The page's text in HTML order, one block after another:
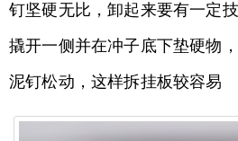
钉坚硬无比，卸起来要有一定
撬开一侧并在冲子底下垫硬物
泥钉松动，这样拆挂板较容易